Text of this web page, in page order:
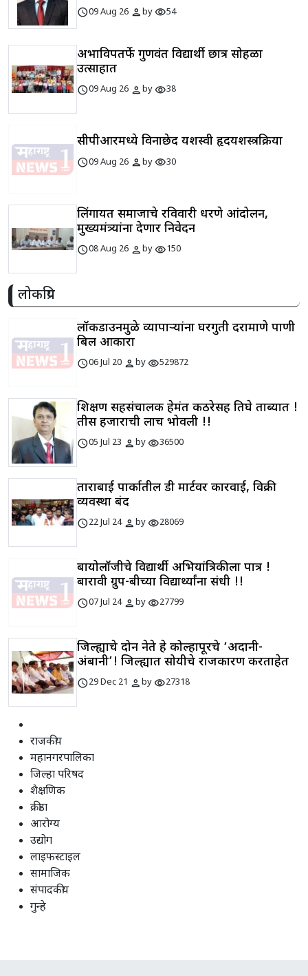
schedule09 Aug 26 personbyvisibility54
अभाविपतर्फे गुणवंत विद्यार्थी छात्र सोहळा
उत्साहात
schedule09 Aug 26 personbyvisibility38
सीपीआरमध्ये विनाछेद यशस्वी हृदयशस्त्रक्रिया
schedule09 Aug 26 personbyvisibility30
लिंगायत समाजाचे रविवारी धरणे आंदोलन,
मुख्यमंत्र्यांना देणार निवेदन
schedule08 Aug 26 personbyvisibility150
लोकप्रिय
लॉकडाउनमुळे व्यापाऱ्यांना घरगुती दराप्रमाणे पाणी
बिल आकारा
schedule06 Jul 20 personbyvisibility529872
शिक्षण सहसंचालक हेमंत कठरेसह तिघे ताब्यात !
तीस हजाराची लाच भोवली !!
schedule05 Jul 23 personbyvisibility36500
ताराबाई पार्कातील डी मार्टवर कारवाई, विक्री
व्यवस्था बंद
schedule22 Jul 24 personbyvisibility28069
बायोलॉजीचे विद्यार्थी अभियांत्रिकीला पात्र !
बारावी ग्रुप-बीच्या विद्यार्थ्यांना संधी !!
schedule07 Jul 24 personbyvisibility27799
जिल्ह्याचे दोन नेते हे कोल्हापूरचे ‘अदानी-
अंबानी’! जिल्ह्यात सोयीचे राजकारण करताहेत
schedule29 Dec 21 personbyvisibility27318
राजकीय
महानगरपालिका
जिल्हा परिषद
शैक्षणिक
क्रीडा
आरोग्य
उद्योग
लाइफस्टाइल
सामाजिक
संपादकीय
गुन्हे